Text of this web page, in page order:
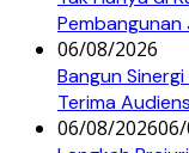
Pembangunan
06/08/2026
Bangun
Terima
06/08/2026